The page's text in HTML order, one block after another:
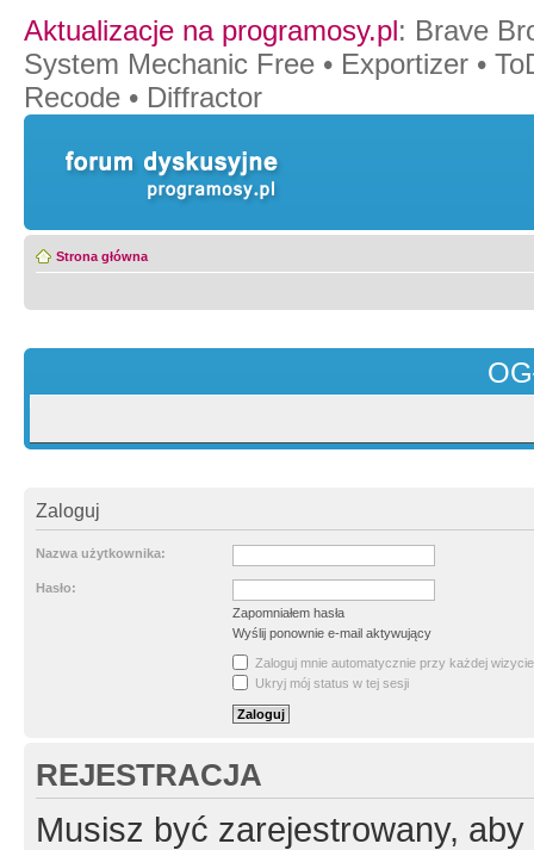
Aktualizacje na programosy.pl: Brave
System Mechanic Free • Exportizer •
Recode • Diffractor
Strona główna
Zaloguj
Nazwa użytkownika:
Hasło:
Zapomniałem hasła
Wyślij ponownie e-mail aktywujący
Zaloguj mnie automatycznie przy każdej wizycie
Ukryj mój status w tej sesji
REJESTRACJA
Musisz być zarejestrowany,